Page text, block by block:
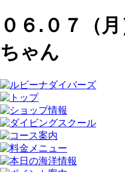
０６.０７（
ちゃん